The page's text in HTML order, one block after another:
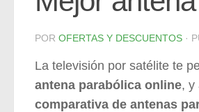
POR OFERTAS Y DESCUENTOS ·
La televisión por satélite te
antena parabólica online, y
comparativa de antenas